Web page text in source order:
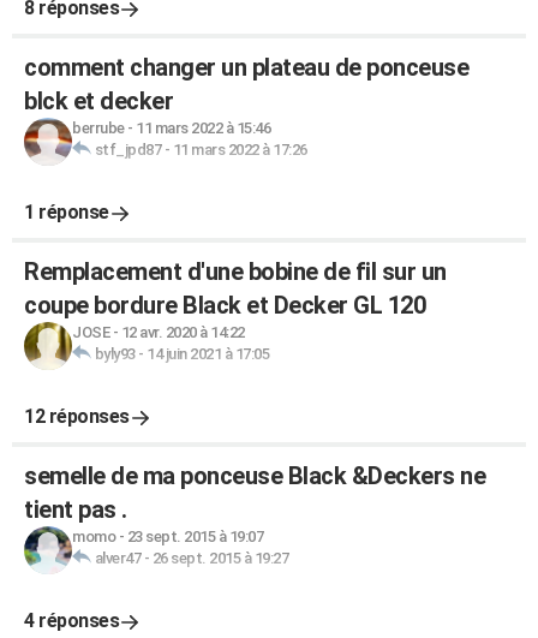
8 réponses
comment changer un plateau de ponceuse
blck et decker
berrube- 11 mars 2022 à 15:46
stf_jpd87- 11 mars 2022 à 17:26
1 réponse
Remplacement d'une bobine de fil sur un
coupe bordure Black et Decker GL 120
JOSE- 12 avr. 2020 à 14:22
byly93- 14 juin 2021 à 17:05
12 réponses
semelle de ma ponceuse Black &Deckers ne
tient pas .
momo- 23 sept. 2015 à 19:07
alver47- 26 sept. 2015 à 19:27
4 réponses